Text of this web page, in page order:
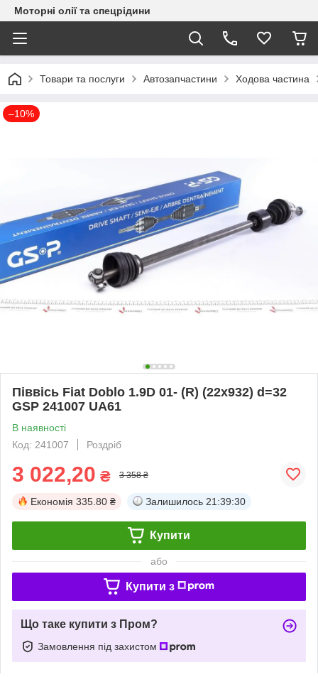
Моторні олії та спецрідини
Товари та послуги Автозапчастини Ходова частина
–10%
Піввісь Fiat Doblo 1.9D 01- (R) (22x932) d=32
GSP 241007 UA61
В наявності
Код: 241007
Роздріб
3 022,20 ₴ 3 358 ₴
Економія 335.80 ₴ Залишилось 21:39:29
Купити
або
Купити з
Що таке купити з Пром?
Замовлення під захистом